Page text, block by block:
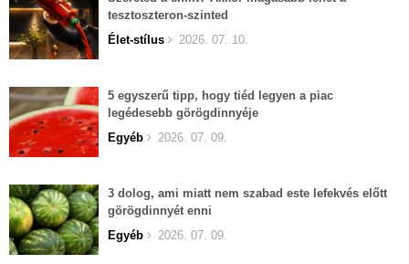
tesztoszteron-szinted
Élet-stílus
2026. 07. 10.
5 egyszerű tipp, hogy tiéd legyen a piac
legédesebb görögdinnyéje
Egyéb
2026. 07. 09.
3 dolog, ami miatt nem szabad este lefekvés előtt
görögdinnyét enni
Egyéb
2026. 07. 09.